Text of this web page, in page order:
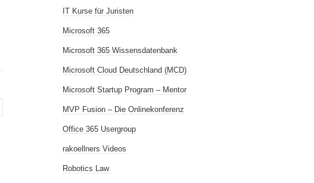
IT Kurse für Juristen
Microsoft 365
Microsoft 365 Wissensdatenbank
Microsoft Cloud Deutschland (MCD)
Microsoft Startup Program – Mentor
MVP Fusion – Die Onlinekonferenz
Office 365 Usergroup
rakoellners Videos
Robotics Law